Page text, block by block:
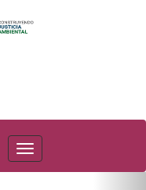
PAOT